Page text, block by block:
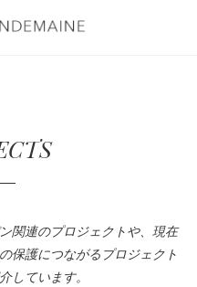
関連のプロジェクトや、現在
保護につながるプロジェクト
しています。